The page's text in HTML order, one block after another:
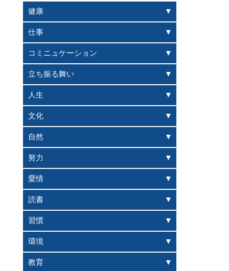
健康
仕事
コミニュケーション
立ち振る舞い
人生
文化
自然
努力
愛情
読書
習慣
環境
教育